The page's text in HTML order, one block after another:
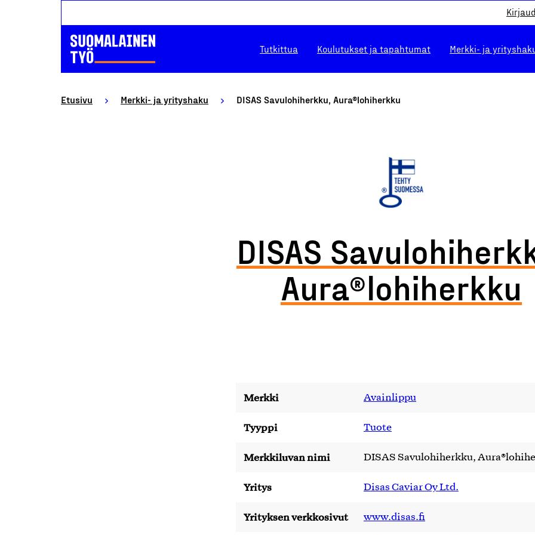
Tutkittua Koulutukset ja tapahtumat Merkki- ja
Etusivu Merkki- ja yrityshaku DISAS Savulohiherkku, Aura®lohiherkku
DISAS
Aura®lohiherkku
Merkki Avainlippu
Tyyppi Tuote
Merkkiluvan nimi DISAS Savulohiherkku,
Yritys Disas Caviar Oy Ltd.
Yrityksen verkkosivut www.disas.fi